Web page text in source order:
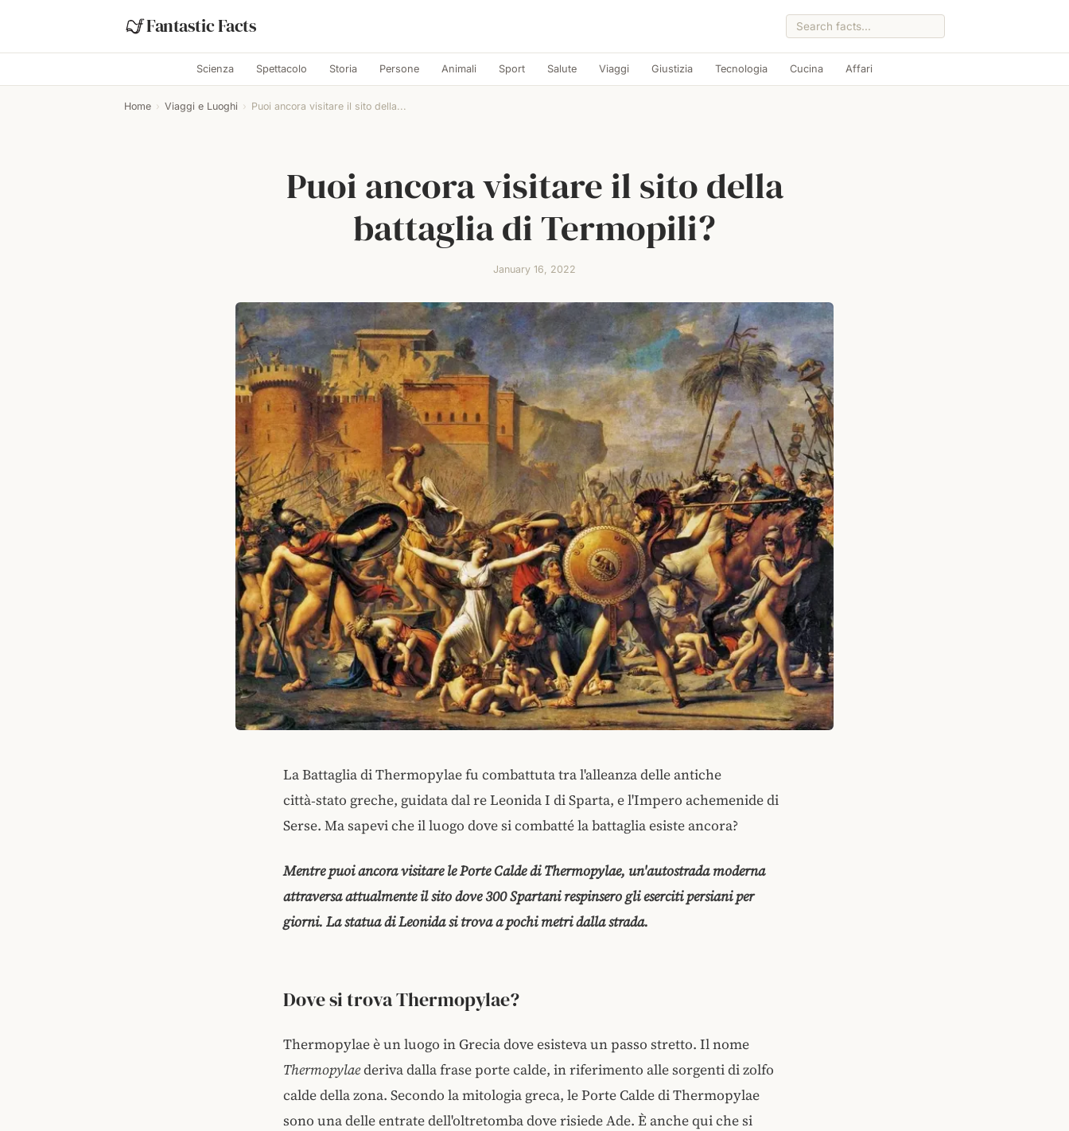
Fantastic Facts
Scienza Spettacolo Storia Persone Animali Sport Salute Viaggi Giustizia Tecnologia Cucina Affari
Home › Viaggi e Luoghi › Puoi ancora visitare il sito della...
Puoi ancora visitare il sito della
battaglia di Termopili?
January 16, 2022
La Battaglia di Thermopylae fu combattuta tra l'alleanza delle antiche
città‑stato greche, guidata dal re Leonida I di Sparta, e l'Impero achemenide di
Serse. Ma sapevi che il luogo dove si combatté la battaglia esiste ancora?
Mentre puoi ancora visitare le Porte Calde di Thermopylae, un'autostrada moderna
attraversa attualmente il sito dove 300 Spartani respinsero gli eserciti persiani per
giorni. La statua di Leonida si trova a pochi metri dalla strada.
Dove si trova Thermopylae?
Thermopylae è un luogo in Grecia dove esisteva un passo stretto. Il nome
Thermopylaederiva dalla frase porte calde, in riferimento alle sorgenti di zolfo
calde della zona. Secondo la mitologia greca, le Porte Calde diThermopylae
sono una delle entrate dell'oltretomba dove risiede Ade. È anche qui che si